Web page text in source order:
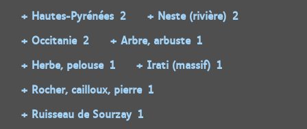
+ Hautes-Pyrénées 2 + Neste (rivière) 2
+ Occitanie 2 + Arbre, arbuste 1
+ Herbe, pelouse 1 + Irati (massif) 1
+ Rocher, cailloux, pierre 1
+ Ruisseau de Sourzay 1